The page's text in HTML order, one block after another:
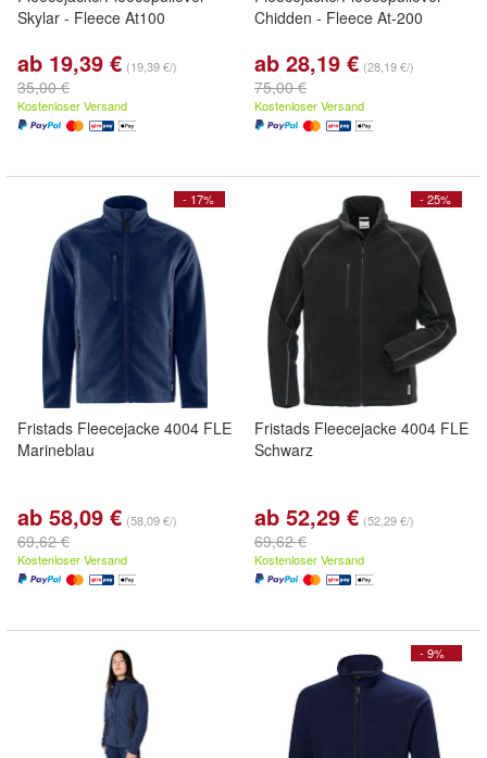
Skylar - Fleece At100
ab 19,39 € (19,39 €/)
35,00 €
Kostenloser Versand
Chidden - Fleece At-200
ab 28,19 € (28,19 €/)
75,00 €
Kostenloser Versand
- 17%
Fristads Fleecejacke 4004 FLE
Marineblau
ab 58,09 € (58,09 €/)
69,62 €
Kostenloser Versand
- 25%
Fristads Fleecejacke 4004 FLE
Schwarz
ab 52,29 € (52,29 €/)
69,62 €
Kostenloser Versand
- 9%